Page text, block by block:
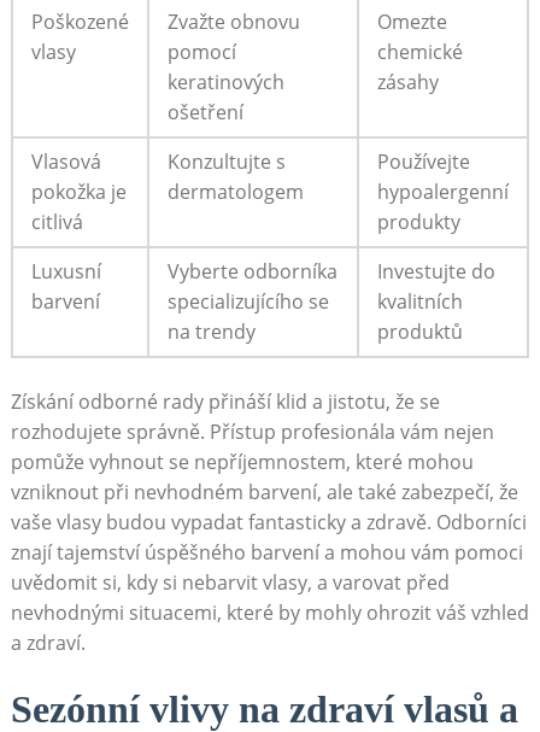
Poškozené
vlasy
Zvažte obnovu
pomocí
keratinových
ošetření
Omezte
chemické‌
zásahy
Vlasová⁤
pokožka je
citlivá
Konzultujte ⁤s
‍dermatologem
Používejte
hypoalergenní
produkty
Luxusní
barvení
Vyberte odborníka
⁢specializujícího⁣ se
na trendy
Investujte ​do
kvalitních
produktů
Získání ‌odborné rady přináší klid ‍a jistotu, že se
rozhodujete⁢ správně.‌ Přístup ‌profesionála⁤ vám nejen
pomůže⁢ vyhnout se nepříjemnostem, které mohou
vzniknout ‌při nevhodném barvení, ⁣ale také zabezpečí, že⁣
vaše vlasy‍ budou vypadat⁣ fantasticky ⁢a zdravě. Odborníci
znají tajemství úspěšného barvení a⁢ mohou vám pomoci
uvědomit si, kdy si nebarvit vlasy, a varovat před
nevhodnými situacemi, které⁣ by‍ mohly ohrozit váš vzhled
a ⁢zdraví.
Sezónní⁢ vlivy⁣ na zdraví vlasů a